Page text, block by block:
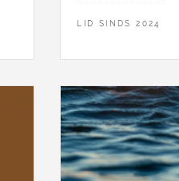
LID SINDS 2024